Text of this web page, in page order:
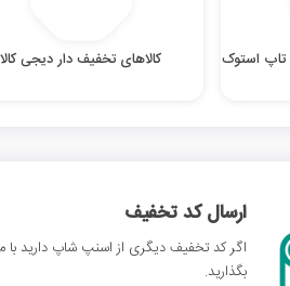
لپ تاپ استوک
کالاهای تخفیف دار دیجی کالا
ارسال کد تخفیف
اگر کد تخفیف دیگری از اسنپ شاپ دارید با
بگذارید.